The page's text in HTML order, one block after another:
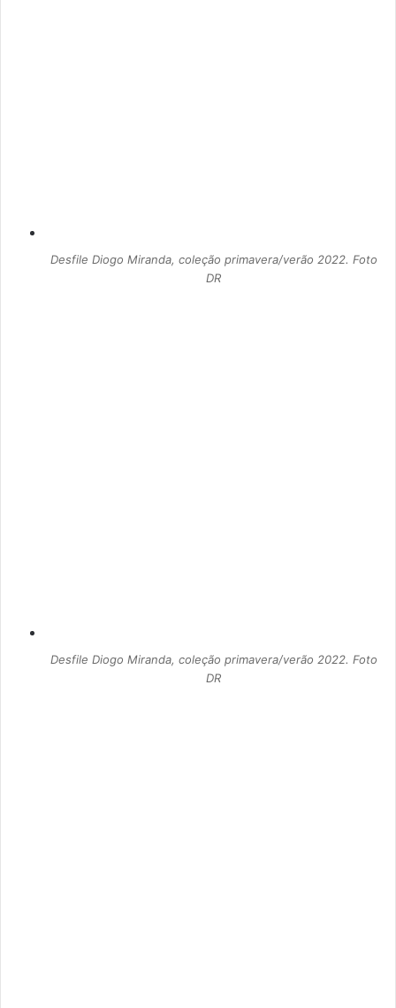
Desfile Diogo Miranda, coleção primavera/verão 2022. Foto
DR
Desfile Diogo Miranda, coleção primavera/verão 2022. Foto
DR